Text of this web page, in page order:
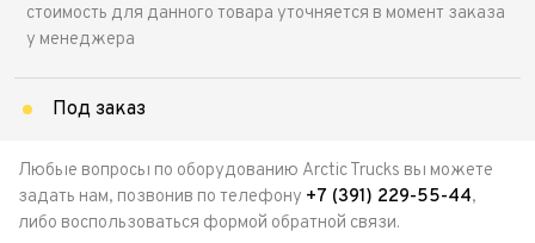
стоимость для данного товара уточняется в момент заказа
у менеджера
Под заказ
Любые вопросы по оборудованию Arctic Trucks вы можете
задать нам, позвонив по телефону +7 (391) 229-55-44,
либо воспользоваться формой обратной связи.